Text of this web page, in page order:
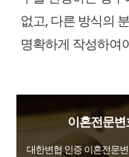
없고, 다른 방식의
명확하게 작성하여
이혼전문변
대한변협 인증 이혼전문